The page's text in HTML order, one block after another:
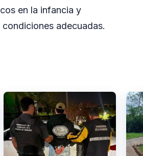
en la infancia y
adecuadas.